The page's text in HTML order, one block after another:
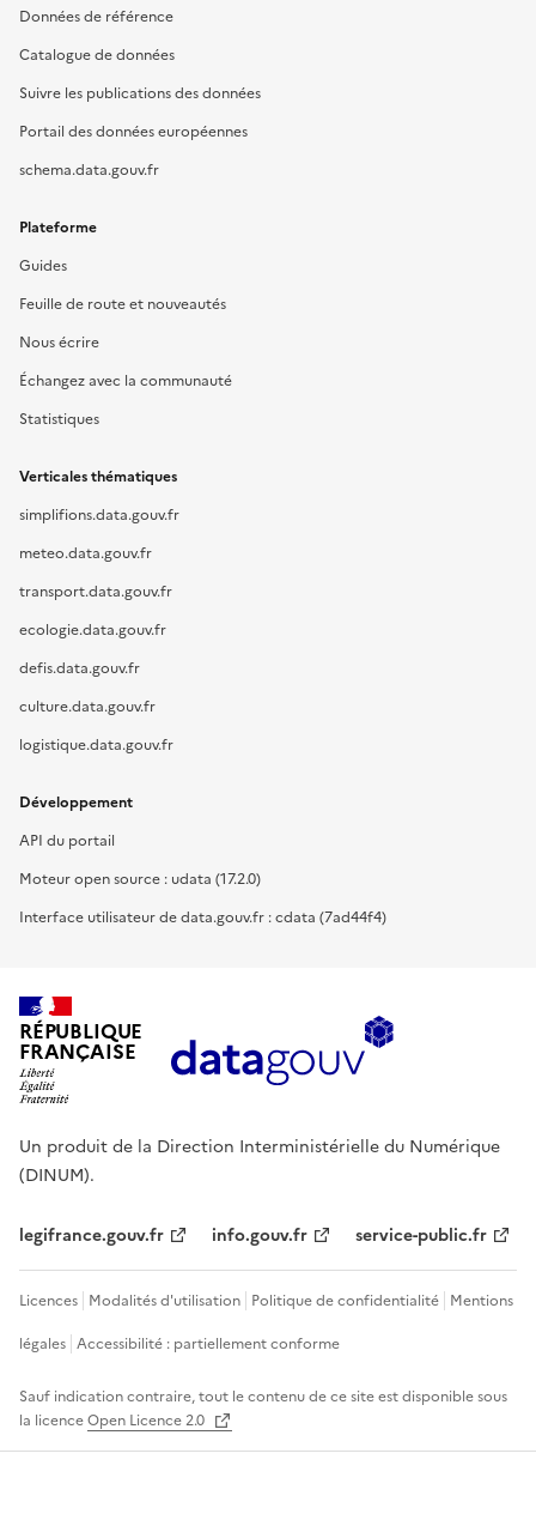
Données de référence
Catalogue de données
Suivre les publications des données
Portail des données européennes
schema.data.gouv.fr
Plateforme
Guides
Feuille de route et nouveautés
Nous écrire
Échangez avec la communauté
Statistiques
Verticales thématiques
simplifions.data.gouv.fr
meteo.data.gouv.fr
transport.data.gouv.fr
ecologie.data.gouv.fr
defis.data.gouv.fr
culture.data.gouv.fr
logistique.data.gouv.fr
Développement
API du portail
Moteur open source : udata (17.2.0)
Interface utilisateur de data.gouv.fr : cdata (7ad44f4)
RÉPUBLIQUE
FRANÇAISE
Un produit de la Direction Interministérielle du Numérique
(DINUM).
legifrance.gouv.fr info.gouv.fr service-public.fr
Licences Modalités d'utilisation Politique de confidentialité Mentions
légales Accessibilité : partiellement conforme
Sauf indication contraire, tout le contenu de ce site est disponible sous
la licenceOpen Licence 2.0